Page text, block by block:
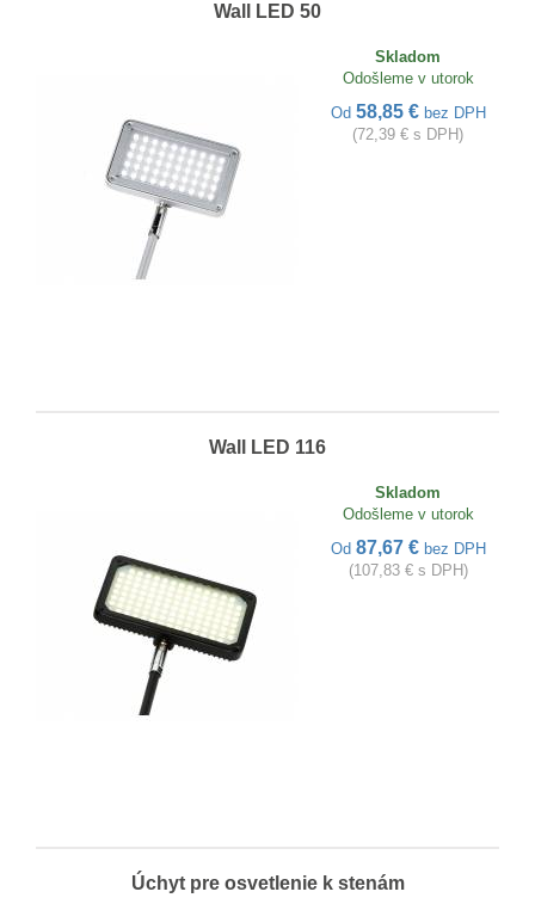
Wall LED 50
Skladom
Odošleme v utorok
Od 58,85 € bez DPH
(72,39 € s DPH)
Wall LED 116
Skladom
Odošleme v utorok
Od 87,67 € bez DPH
(107,83 € s DPH)
Úchyt pre osvetlenie k stenám